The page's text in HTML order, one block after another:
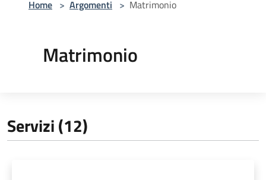
Home > Argomenti > Matrimonio
Matrimonio
Servizi (12)